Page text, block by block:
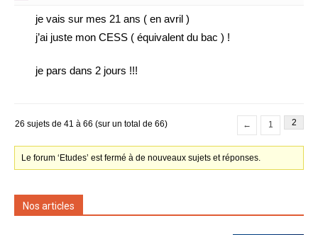
je vais sur mes 21 ans ( en avril )
j’ai juste mon CESS ( équivalent du bac ) !
je pars dans 2 jours !!!
26 sujets de 41 à 66 (sur un total de 66) ← 1 2
Le forum ‘Etudes’ est fermé à de nouveaux sujets et réponses.
Nos articles